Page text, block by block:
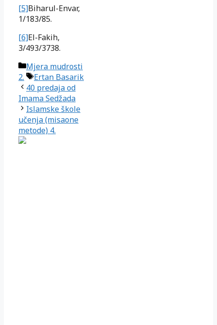
[5]Biharul-Envar,
1/183/85.
[6]El-Fakih,
3/493/3738.
Kategorije
Mjera mudrosti
2.
Oznake
Ertan Basarik
40 predaja od
Imama Sedžada
Islamske škole
učenja (misaone
metode) 4.